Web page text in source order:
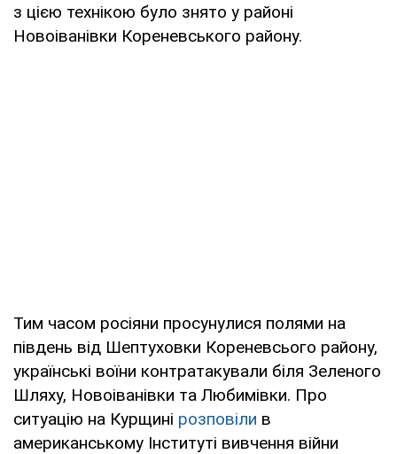
з цією технікою було знято у районі
Новоіванівки Кореневського району.
Тим часом росіяни просунулися полями на
південь від Шептуховки Кореневсього району,
українські воїни контратакували біля Зеленого
Шляху, Новоіванівки та Любимівки. Про
ситуацію на Курщині розповіли в
американському Інституті вивчення війни